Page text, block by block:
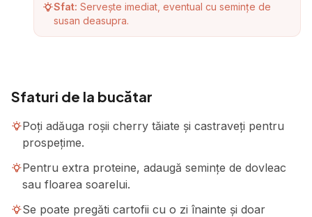
Sfat: Servește imediat, eventual cu semințe de
susan deasupra.
Sfaturi de la bucătar
Poți adăuga roșii cherry tăiate și castraveți pentru
prospețime.
Pentru extra proteine, adaugă semințe de dovleac
sau floarea soarelui.
Se poate pregăti cartofii cu o zi înainte și doar